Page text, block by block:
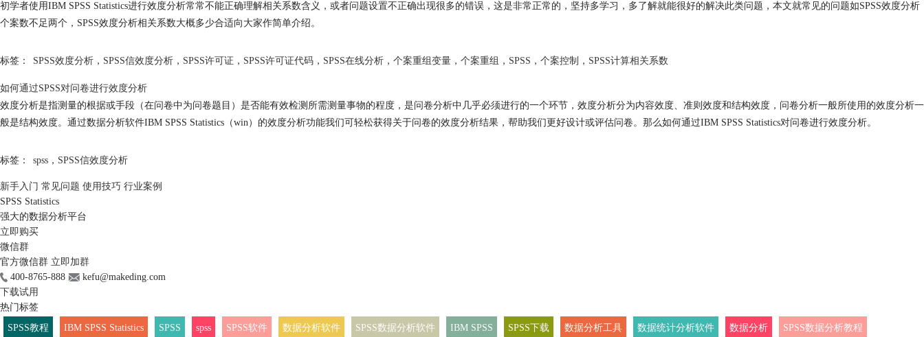
初学者使用IBM SPSS Statistics进行效度分析常常不能正确理解相关系数含义，或者问题设置不正确出现很多的错误，这是非常正常的，坚持多学习，多了解就能很好的解决此类问题，本文就常见的问题如SPSS效度分析
个案数不足两个，SPSS效度分析相关系数大概多少合适向大家作简单介绍。
标签： SPSS效度分析 ， SPSS信效度分析 ， SPSS许可证 ， SPSS许可证代码 ， SPSS在线分析 ， 个案重组变量 ， 个案重组 ， SPSS ， 个案控制 ， SPSS计算相关系数
如何通过SPSS对问卷进行效度分析
效度分析是指测量的根据或手段（在问卷中为问卷题目）是否能有效检测所需测量事物的程度，是问卷分析中几乎必须进行的一个环节，效度分析分为内容效度、准则效度和结构效度，问卷分析一般所使用的效度分析一
般是结构效度。通过数据分析软件IBM SPSS Statistics（win）的效度分析功能我们可轻松获得关于问卷的效度分析结果，帮助我们更好设计或评估问卷。那么如何通过IBM SPSS Statistics对问卷进行效度分析。
标签： spss ， SPSS信效度分析
新手入门 常见问题 使用技巧 行业案例
SPSS Statistics
强大的数据分析平台
立即购买
微信群
官方微信群 立即加群
400-8765-888
kefu@makeding.com
下载试用
热门标签
SPSS教程
IBM SPSS Statistics SPSS spss SPSS软件 数据分析软件 SPSS数据分析软件 IBM SPSS SPSS下载 数据分析工具 数据统计分析软件 数据分析 SPSS数据分析教程